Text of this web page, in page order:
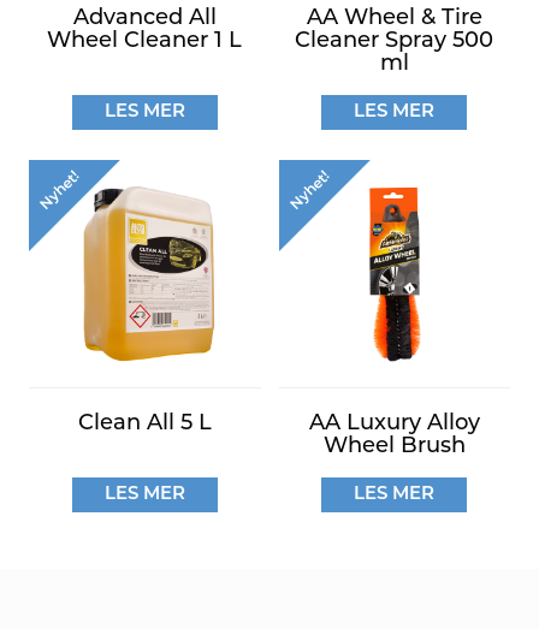
Advanced All
Wheel Cleaner 1 L
LES MER
AA Wheel & Tire
Cleaner Spray 500
ml
LES MER
Nyhet!
Clean All 5 L
LES MER
Nyhet!
AA Luxury Alloy
Wheel Brush
LES MER